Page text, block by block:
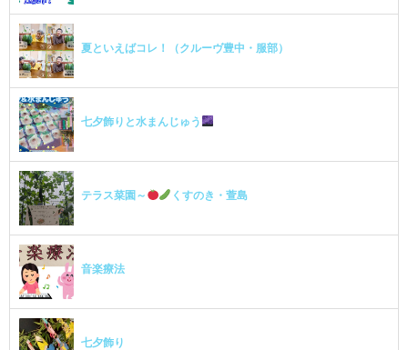
夏といえばコレ！（クルーヴ豊中・服部）
七夕飾りと水まんじゅう
テラス菜園～ くすのき・萱島
音楽療法
七夕飾り